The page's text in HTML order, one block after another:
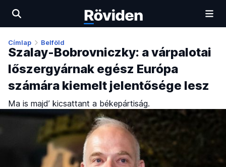
Címlap Belföld
Szalay-Bobrovniczky: a várpalotai
lőszergyárnak egész Európa
számára kiemelt jelentősége lesz
Ma is majd’ kicsattant a békepártiság.